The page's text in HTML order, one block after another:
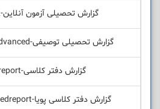
گزارش تحصیلی آزمون آنلاین-onlinereport
گزارش تحصیلی توصیفی-reportclasslistadvanced
گزارش دفتر کلاسی-classlistreport
گزارش دفتر کلاسی پویا-classlistadvancedreport